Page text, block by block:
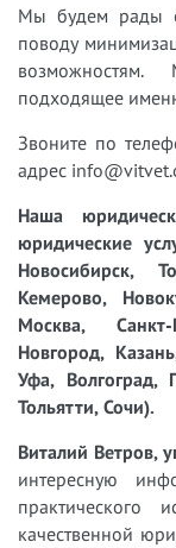
Мы будем рады
поводу
подходящее
Звоните по
адрес
Наша
юридические
Новосибирск,
Кемерово,
Москва,
Новгород,
Уфа, Волгоград,
Тольятти, Сочи).
Виталий Ветров,
интересную
практического
качественной